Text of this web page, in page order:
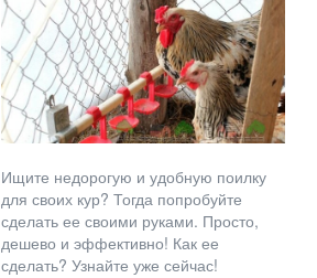
Ищите недорогую и удобную поилку
для своих кур? Тогда попробуйте
сделать ее своими руками. Просто,
дешево и эффективно! Как ее
сделать? Узнайте уже сейчас!